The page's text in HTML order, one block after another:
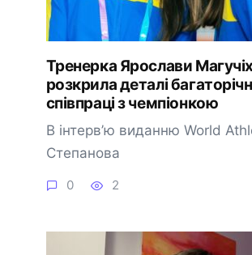
Тренерка Ярослави
розкрила деталі
співпраці з чемпіонкою
В інтерв’ю виданню World
Степанова
0 2